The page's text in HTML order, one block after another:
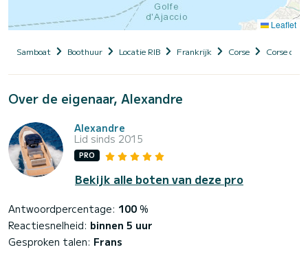
Leaflet
Samboat Boothuur Locatie RIB Frankrijk Corse Corse du
Over de eigenaar, Alexandre
Alexandre
Lid sinds 2015
PRO
Bekijk alle boten van deze pro
Antwoordpercentage: 100 %
Reactiesnelheid: binnen 5 uur
Gesproken talen: Frans